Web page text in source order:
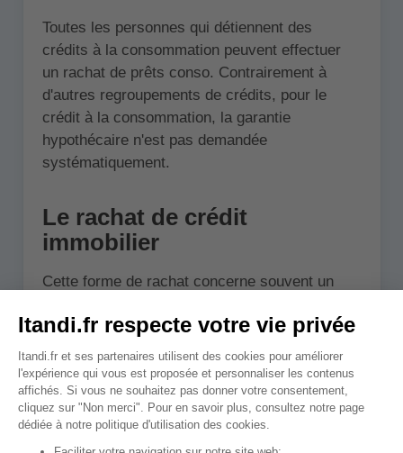
Toutes les personnes qui détiennent des
crédits à la consommation peuvent effectuer
un rachat de prêts conso. Contrairement à
d'autres regroupements de crédits, pour le
crédit à la consommation, la garantie
hypothécaire n'est pas demandée
systématiquement.
Le rachat de crédit
immobilier
Cette forme de rachat concerne souvent un
renégocier le taux pour bénéficier de conditions
plus avantageuses. Attention, ne confondez
pas renégociation de prêt immobilier et rachat
de prêt immo.
En effet, le rachat consiste à diminuer le taux